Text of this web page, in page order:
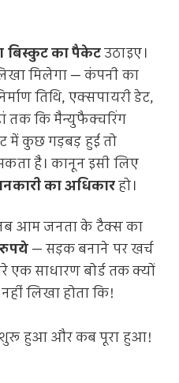
बिस्कुट का पैकेटउठाइए।
मिलेगा — कंपनी का
तिथि, एक्सपायरी डेट,
तक कि मैन्युफैक्चरिंग
में कुछ गड़बड़ हुई तो
है। कानून इसी लिए
का अधिकारहो।
आम जनता के टैक्स का
— सड़क बनाने पर खर्च
एक साधारण बोर्ड तक क्यों
लिखा होता कि!
शुरू हुआ और कब पूरा हुआ!